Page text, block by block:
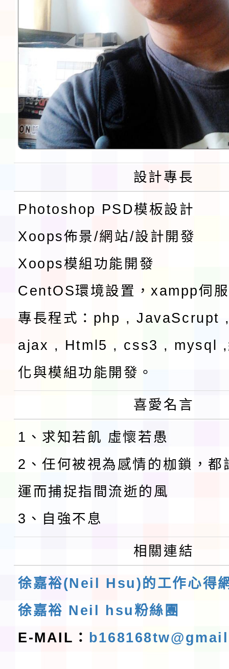
設計專長
Photoshop PSD模板設計
Xoops佈景/網站/設計開發
Xoops模組功能開發
CentOS環境設置，xampp伺
專長程式：php , JavaScrupt
ajax , Html5 , css3 , mysql ,
化與模組功能開發。
喜愛名言
1、求知若飢 虛懷若愚
2、任何被視為感情的枷鎖，都
運而捕捉指間流逝的風
3、自強不息
相關連結
徐嘉裕(Neil Hsu)的工作心得
徐嘉裕 Neil hsu粉絲團
E-MAIL：